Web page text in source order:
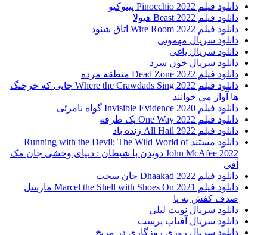
دانلود فیلم Pinocchio 2022 پینوکیو
دانلود فیلم Beast 2022 هیولا
دانلود فیلم Wire Room 2022 اتاق شنود
دانلود سریال مهمونی
دانلود سریال یاغی
دانلود سریال خون سرد
دانلود فیلم 2022 Dead Zone منطقه مرده
دانلود فیلم Where the Crawdads Sing 2022 جایی که خرچنگ
ها آواز می خوانند
دانلود فیلم 2020 Invisible Evidence گواه نامرئی
دانلود فیلم One Way 2022 یک طرفه
دانلود فیلم All Hail 2022 زنده باد
دانلود مستند Running with the Devil: The Wild World of
John McAfee 2022 دویدن با شیطان : دنیای وحشی جان مک
آفی
دانلود فیلم Dhaakad 2022 جان سخت
دانلود فیلم Marcel the Shell with Shoes On 2021 مارسل
صدف کفش به پا
دانلود سریال نوبت لیلی
دانلود سریال آفتاب پرست
دانلود سریال روزی روزگاری در مریخ